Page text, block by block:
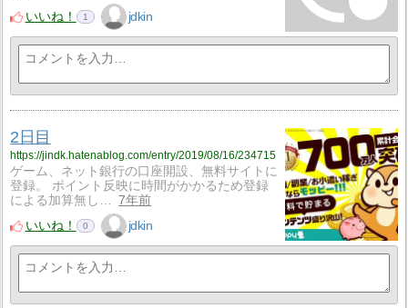
いいね！
1 jdkin
2日目
https://jindk.hatenablog.com/entry/2019/08/16/234715
ゲーム、ネット銀行の口座開設、無料サイトに
登録。 ポイント反映に時間がかかるため登録
による加算無し…
7年前
いいね！
0 jdkin